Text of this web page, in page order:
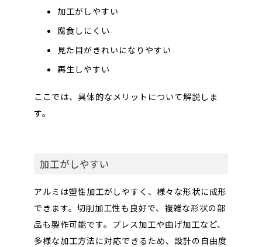
加工がしやすい
腐食しにくい
見た目がきれいになりやすい
再生しやすい
ここでは、具体的なメリットについて解説しま
す。
加工がしやすい
アルミは塑性加工がしやすく、様々な形状に成形
できます。切削加工性も良好で、複雑な形状の部
品も製作可能です。プレス加工や曲げ加工など、
多様な加工方法に対応できるため、設計の自由度